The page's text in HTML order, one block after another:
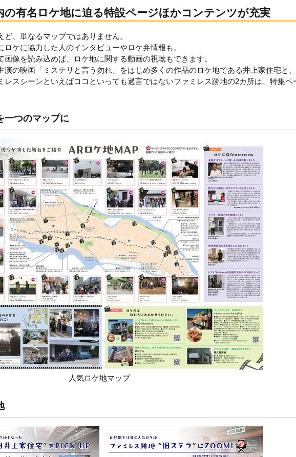
の有名ロケ地に迫る特設ページほかコンテンツが充実
ど、単なるマップではありません。
ロケに協力した人のインタビューやロケ弁情報も。
画像を読み込めば、ロケ地に関する動画の視聴もできます。
演の映画「ミステリと言う勿れ」をはじめ多くの作品のロケ地である井上家住宅と
レスシーンといえばココといっても過言ではないファミレス跡地の2カ所は、特集ペ
一つのマップに
人気ロケ地マップ